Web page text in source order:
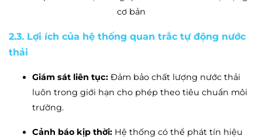
cơ bản
2.3. Lợi ích của hệ thống quan trắc tự động nước
thải
Giám sát liên tục: Đảm bảo chất lượng nước thải
luôn trong giới hạn cho phép theo tiêu chuẩn môi
trường.
Cảnh báo kịp thời: Hệ thống có thể phát tín hiệu